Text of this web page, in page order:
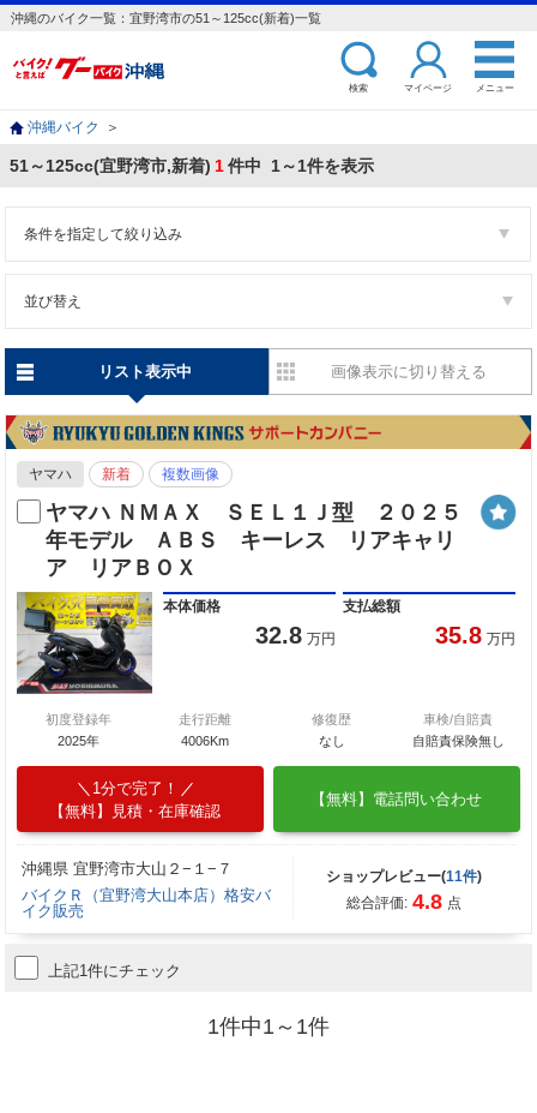
沖縄のバイク一覧：宜野湾市の51～125cc(新着)一覧
検索 マイページ メニュー
沖縄バイク ＞
51～125cc(宜野湾市,新着) 1件中 1～1件を表示
条件を指定して絞り込み
並び替え
リスト表示中 画像表示に切り替える
ヤマハ 新着 複数画像
ヤマハ ＮＭＡＸ ＳＥＬ１Ｊ型 ２０２５
年モデル ＡＢＳ キーレス リアキャリ
ア リアＢＯＸ
本体価格
32.8 万円
支払総額
35.8 万円
初度登録年
2025年
走行距離
4006Km
修復歴
なし
車検/自賠責
自賠責保険無し
1分で完了！
【無料】見積・在庫確認
【無料】電話問い合わせ
沖縄県 宜野湾市大山２−１−７
バイクＲ（宜野湾大山本店）格安バ
イク販売
ショップレビュー(11件)
総合評価: 4.8 点
上記1件にチェック
1件中1～1件